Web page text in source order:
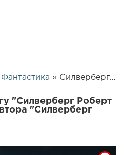
Фантастика » Силверберг Роберт – Ночные крылья | 25813
"Силверберг Роберт
"Силверберг